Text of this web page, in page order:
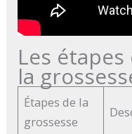
Les
la
Étapes de la
grossesse